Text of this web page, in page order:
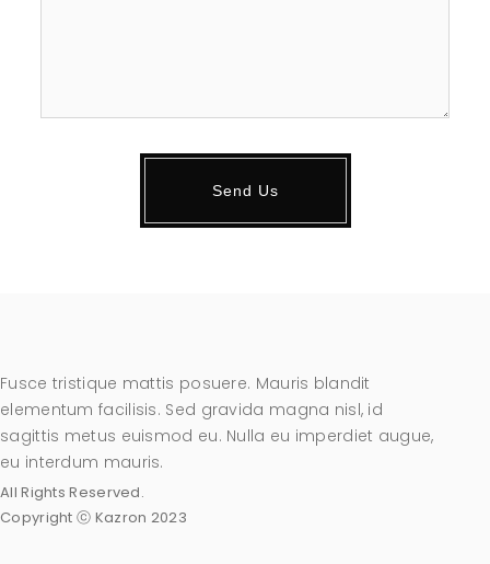
Fusce tristique mattis posuere. Mauris blandit
elementum facilisis. Sed gravida magna nisl, id
sagittis metus euismod eu. Nulla eu imperdiet augue,
eu interdum mauris.
All Rights Reserved.
Copyright ⓒ Kazron 2023